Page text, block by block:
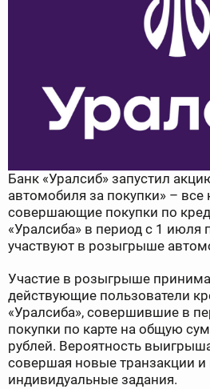
Банк «Уралсиб» запустил
автомобиля за покупки» – все
совершающие покупки по
«Уралсиба» в период с 1 июля
участвуют в розыгрыше
Участие в розыгрыше
действующие пользователи
«Уралсиба», совершившие в
покупки по карте на общую
рублей. Вероятность
совершая новые транзакции
индивидуальные задания.